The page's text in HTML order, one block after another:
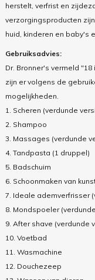
herstelt, verfrist en
verzorgingsproducten
huid, kinderen en baby's
Gebruiksadvies:
Dr. Bronner's vermeld
zijn er volgens de
mogelijkheden.
1. Scheren (verdunde
2. Shampoo
3. Massages (verdunde
4. Tandpasta (1 druppel)
5. Badschuim
6. Schoonmaken van
7. Ideale ademverfrisser
8. Mondspoeler
9. After shave (verdunde
10. Voetbad
11. Wasmachine
12. Douchezeep